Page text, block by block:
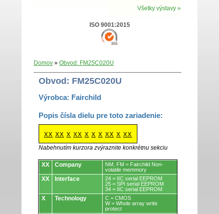
Všetky výstavy »
ISO 9001:2015
Domov » Obvod: FM25C020U
Obvod: FM25C020U
Výrobca: Fairchild
Popis čísla dielu pre toto zariadenie:
XX XX X XX X X X XX X XX
Nabehnutím kurzora zvýraznite konkrétnu sekciu
Obvody.
XX Company
NM, FM = Fairchild Non-
volatile memmory
XX Interface
24 = IIC serial EEPROM
25 = SPI serial EEPROM
34 = IIC serial EEPROM
X Technology
C = CMOS
W = Whole array write
protect